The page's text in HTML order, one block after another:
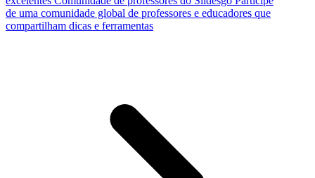
de uma comunidade global de professores e educadores que
compartilham dicas e ferramentas